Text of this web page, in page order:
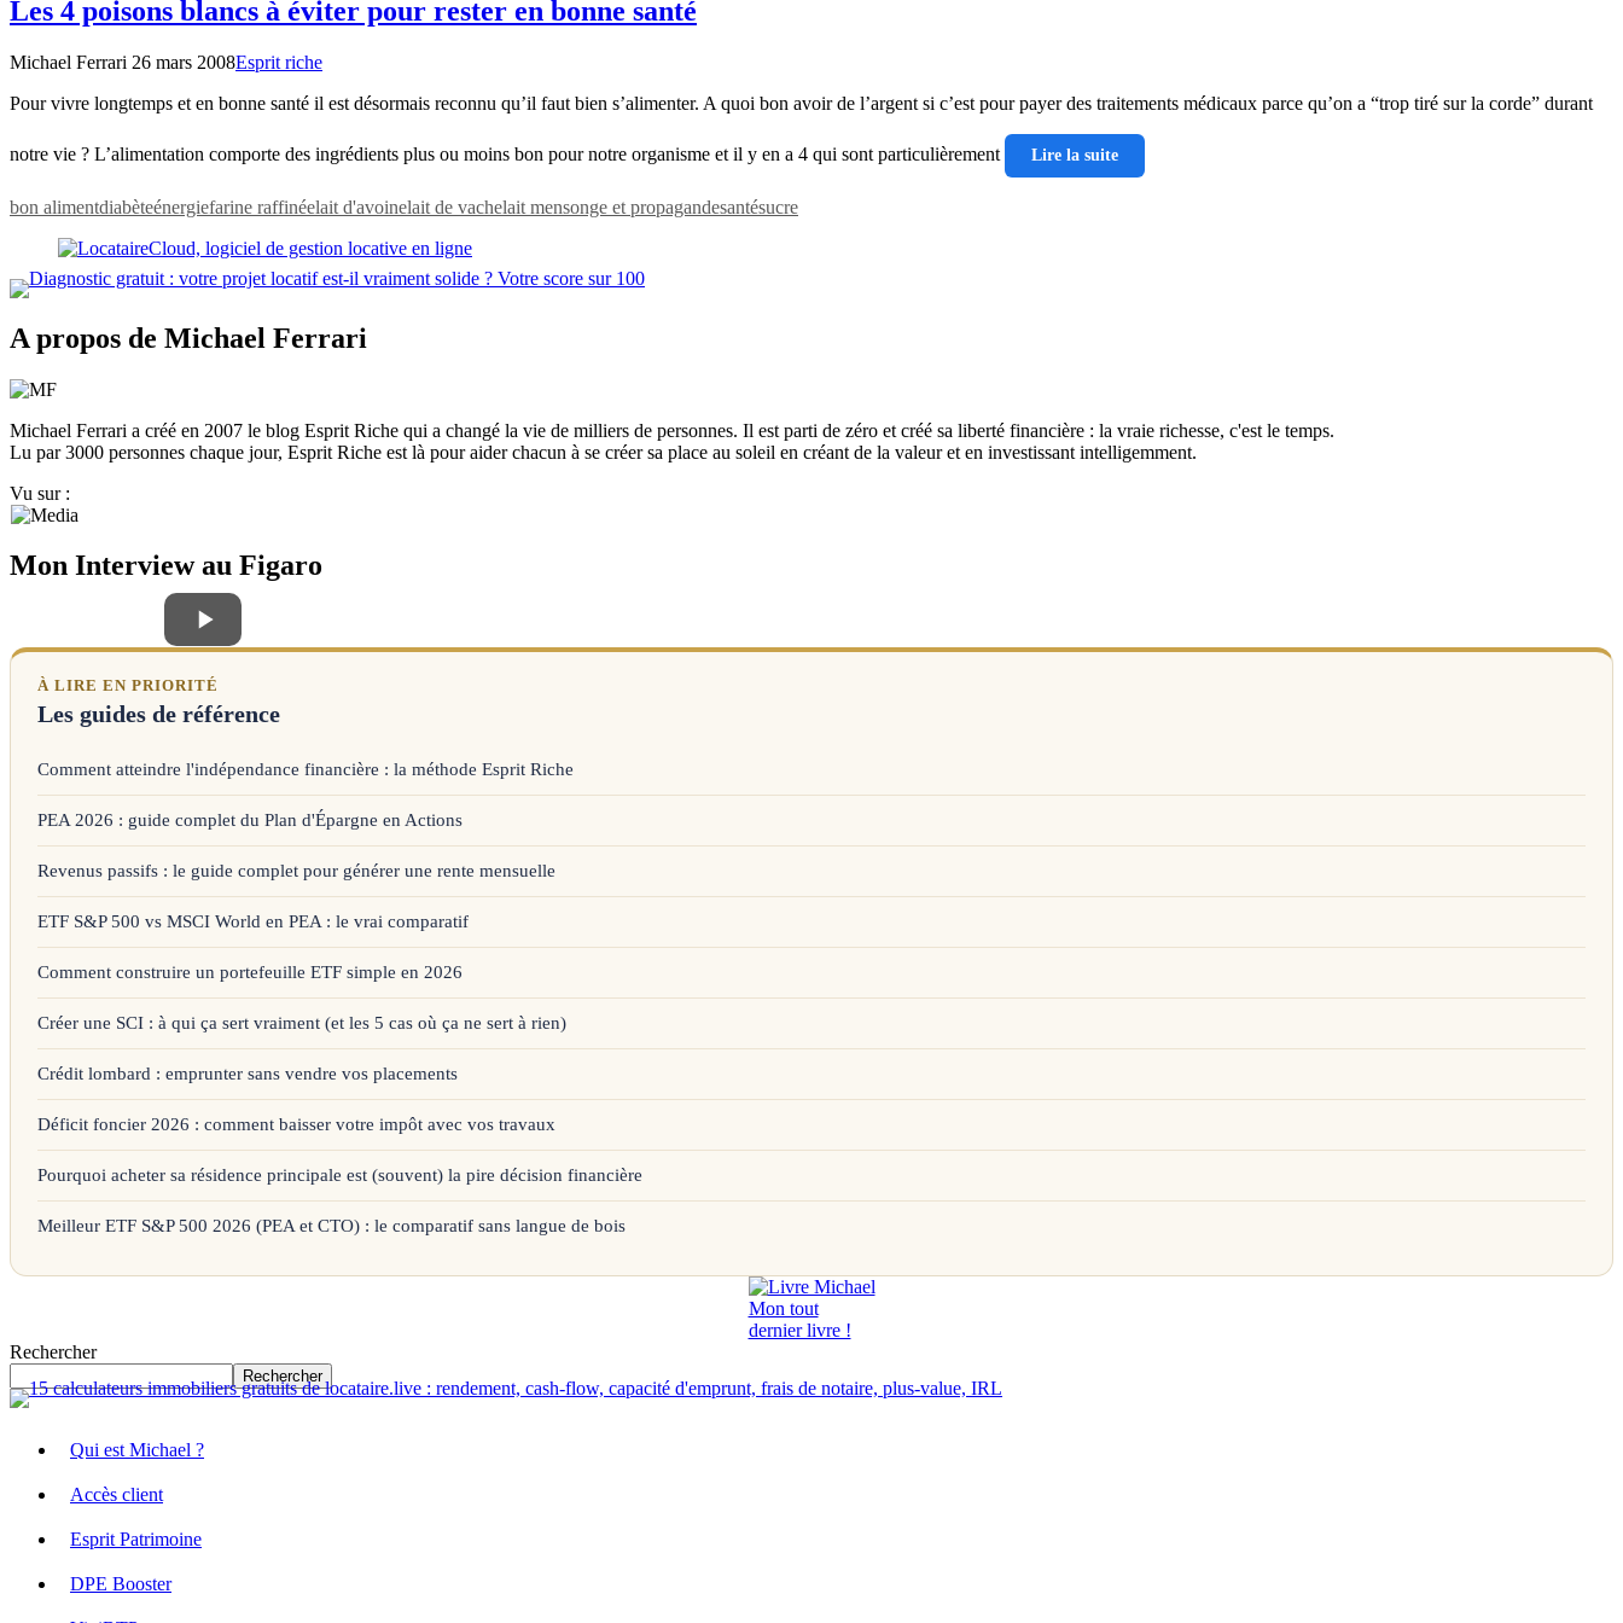
Les 4 poisons blancs à éviter pour rester en bonne santé
Michael Ferrari 26 mars 2008Esprit riche
Pour vivre longtemps et en bonne santé il est désormais reconnu qu’il faut bien s’alimenter. A quoi bon avoir de l’argent si c’est pour payer des traitements médicaux parce qu’on a “trop tiré sur la corde” durant
notre vie ? L’alimentation comporte des ingrédients plus ou moins bon pour notre organisme et il y en a 4 qui sont particulièrement Lire la suite
bon alimentdiabèteénergiefarine raffinéelait d'avoinelait de vachelait mensonge et propagandesantésucre
A propos de Michael Ferrari
Michael Ferrari a créé en 2007 le blog Esprit Riche qui a changé la vie de milliers de personnes. Il est parti de zéro et créé sa liberté financière : la vraie richesse, c'est le temps.
Lu par 3000 personnes chaque jour, Esprit Riche est là pour aider chacun à se créer sa place au soleil en créant de la valeur et en investissant intelligemment.
Vu sur :
Mon Interview au Figaro
À LIRE EN PRIORITÉ
Les guides de référence
Comment atteindre l'indépendance financière : la méthode Esprit Riche
PEA 2026 : guide complet du Plan d'Épargne en Actions
Revenus passifs : le guide complet pour générer une rente mensuelle
ETF S&P 500 vs MSCI World en PEA : le vrai comparatif
Comment construire un portefeuille ETF simple en 2026
Créer une SCI : à qui ça sert vraiment (et les 5 cas où ça ne sert à rien)
Crédit lombard : emprunter sans vendre vos placements
Déficit foncier 2026 : comment baisser votre impôt avec vos travaux
Pourquoi acheter sa résidence principale est (souvent) la pire décision financière
Meilleur ETF S&P 500 2026 (PEA et CTO) : le comparatif sans langue de bois
Mon tout
dernier livre !
Rechercher
Rechercher
Qui est Michael ?
Accès client
Esprit Patrimoine
DPE Booster